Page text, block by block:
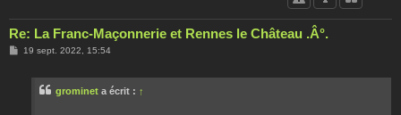
Re: La Franc-Maçonnerie et Rennes le Château .Â°.
M
19 sept. 2022, 15:54
grominet a écrit : ↑